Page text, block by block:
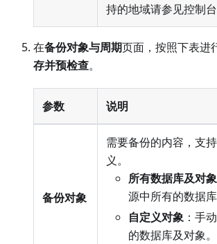
持的地域请参见控制台
在备份对象与周期页面，按照下表进
存并预检查。
参数 说明
备份对象
需要备份的内容，支
义。
所有数据库及对象
源中所有的数据库
自定义对象 ：手
的数据库及对象。